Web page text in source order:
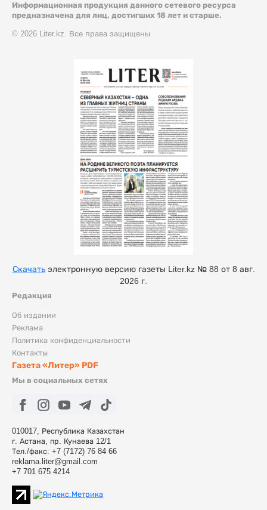
Информационная продукция данного сетевого ресурса
предназначена для лиц, достигших 18 лет и старше.
© 2026 Liter.kz. Все права защищены.
Редакция
Об издании
Реклама
Политика конфиденциальности
Контакты
Газета «Литер» PDF
Мы в социальных сетях
010017, Республика Казахстан
г. Астана, пр. Кунаева 12/1
Тел./факс: +7 (7172) 76 84 66
reklama.liter@gmail.com
+7 701 675 4214
Скачатьэлектронную версию газеты Liter.kz № 88 от 8 авг.
2026 г.